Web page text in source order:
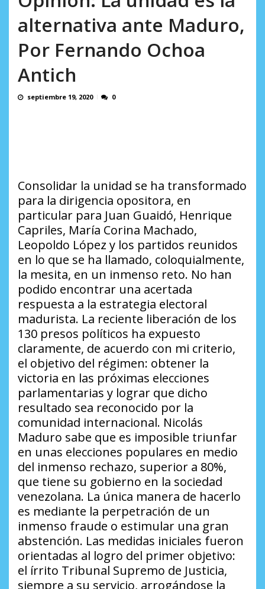
alternativa ante Maduro,
Por Fernando Ochoa
Antich
septiembre 19, 2020 0
Consolidar la unidad se ha transformado
para la dirigencia opositora, en
particular para Juan Guaidó, Henrique
Capriles, María Corina Machado,
Leopoldo López y los partidos reunidos
en lo que se ha llamado, coloquialmente,
la mesita, en un inmenso reto. No han
podido encontrar una acertada
respuesta a la estrategia electoral
madurista. La reciente liberación de los
130 presos políticos ha expuesto
claramente, de acuerdo con mi criterio,
el objetivo del régimen: obtener la
victoria en las próximas elecciones
parlamentarias y lograr que dicho
resultado sea reconocido por la
comunidad internacional. Nicolás
Maduro sabe que es imposible triunfar
en unas elecciones populares en medio
del inmenso rechazo, superior a 80%,
que tiene su gobierno en la sociedad
venezolana. La única manera de hacerlo
es mediante la perpetración de un
inmenso fraude o estimular una gran
abstención. Las medidas iniciales fueron
orientadas al logro del primer objetivo:
el írrito Tribunal Supremo de Justicia,
siempre a su servicio, arrogándose la